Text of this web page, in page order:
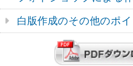
クリアファイルテンプレートリスト
入稿方法について
お問い合わせ
サンプル請求
クリアファイル使用時の注意と豆知識